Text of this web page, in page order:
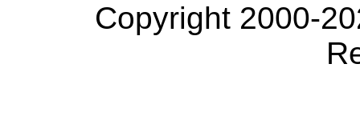
Copyright 2000-